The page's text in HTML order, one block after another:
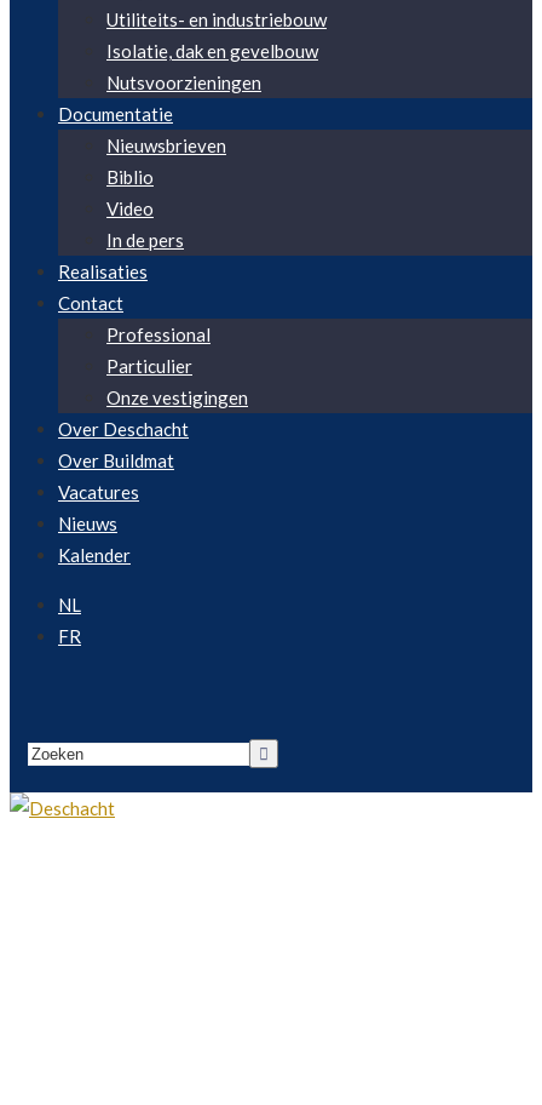
Utiliteits- en industriebouw
Isolatie, dak en gevelbouw
Nutsvoorzieningen
Documentatie
Nieuwsbrieven
Biblio
Video
In de pers
Realisaties
Contact
Professional
Particulier
Onze vestigingen
Over Deschacht
Over Buildmat
Vacatures
Nieuws
Kalender
NL
FR